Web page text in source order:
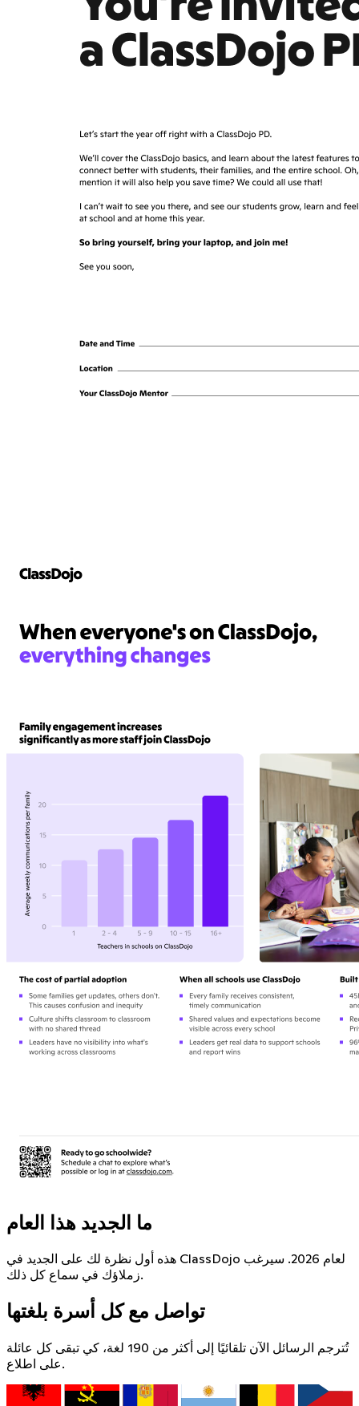
ما الجديد هذا العام
هذه أول نظرة لك على الجديد في ClassDojo لعام 2026. سيرغب
زملاؤك في سماع كل ذلك.
تواصل مع كل أسرة بلغتها
تُترجم الرسائل الآن تلقائيًا إلى أكثر من 190 لغة، كي تبقى كل عائلة
على اطلاع.